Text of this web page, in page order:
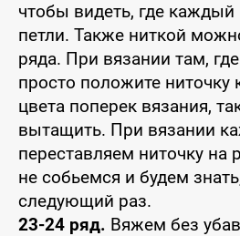
чтобы видеть, где каждый
петли. Также ниткой
ряда. При вязании там,
просто положите ниточку
цвета поперек вязания,
вытащить. При вязании
переставляем ниточку
не собьемся и будем
следующий раз.
23-24 ряд. Вяжем без